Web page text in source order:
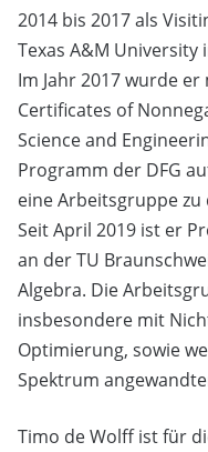
2014 bis 2017 als
Texas A&M University
Im Jahr 2017 wurde
Certificates of
Science and
Programm der DFG
eine Arbeitsgruppe zu
Seit April 2019 ist er
an der TU
Algebra. Die
insbesondere mit
Optimierung, sowie
Spektrum
Timo de Wolff ist für